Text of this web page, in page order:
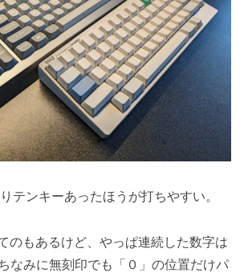
テンキーあったほうが打ちやすい。
のもあるけど、やっぱ連続した数字は
なみに無刻印でも「０」の位置だけパ